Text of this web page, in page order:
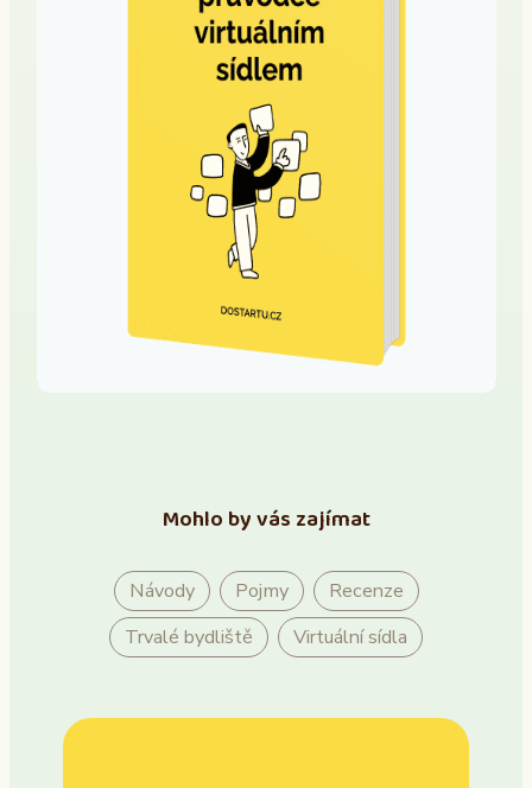
Mohlo by vás zajímat
Návody Pojmy
Recenze
Trvalé bydliště
Virtuální sídla